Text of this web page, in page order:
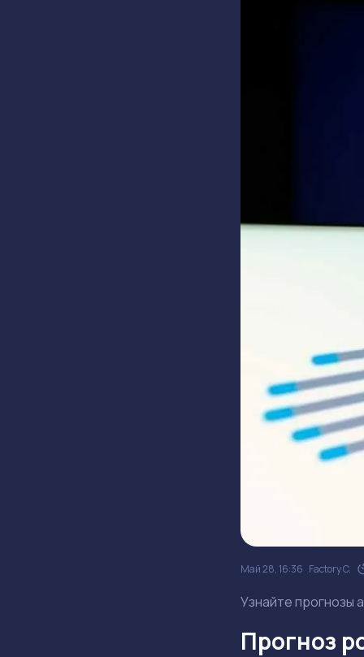
Май 28, 16:36 Factory C.
Узнайте прогнозы
Прогноз